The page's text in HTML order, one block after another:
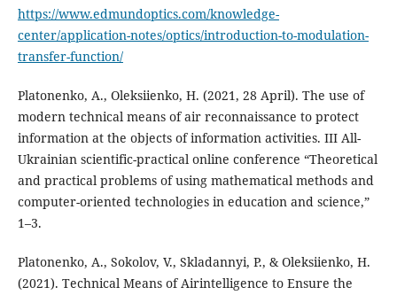
https://www.edmundoptics.com/knowledge-
center/application-notes/optics/introduction-to-modulation-
transfer-function/
Platonenko, A., Oleksiienko, H. (2021, 28 April). The use of
modern technical means of air reconnaissance to protect
information at the objects of information activities. III All-
Ukrainian scientific-practical online conference “Theoretical
and practical problems of using mathematical methods and
computer-oriented technologies in education and science,”
1–3.
Platonenko, A., Sokolov, V., Skladannyi, P., & Oleksiienko, H.
(2021). Technical Means of Airintelligence to Ensure the